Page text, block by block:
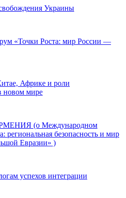
Украины
«Точки Роста: мир России —
Африке и роли
новом мире
(о Международном
региональная безопасность и мир
Евразии» )
успехов интеграции